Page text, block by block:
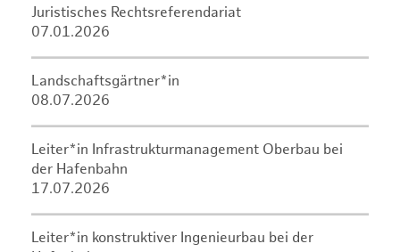
Juristisches Rechtsreferendariat
07.01.2026
Landschaftsgärtner*in
08.07.2026
Leiter*in Infrastrukturmanagement Oberbau bei
der Hafenbahn
17.07.2026
Leiter*in konstruktiver Ingenieurbau bei der